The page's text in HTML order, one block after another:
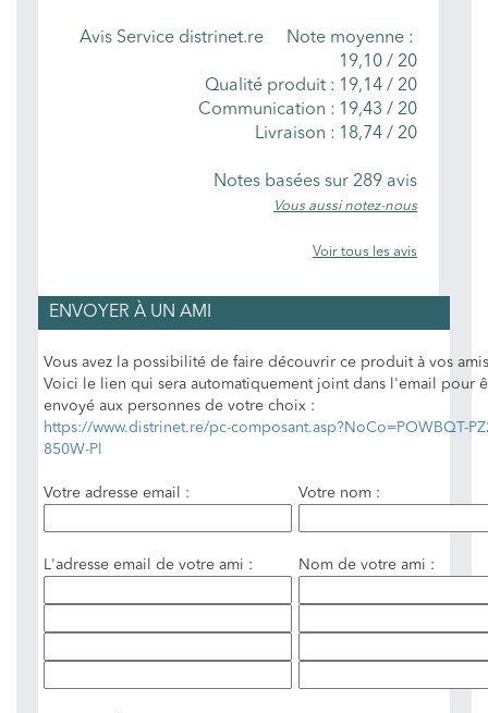
Avis Service distrinet.re
Note moyenne :
19,10 / 20
Qualité produit : 19,14 / 20
Communication : 19,43 / 20
Livraison : 18,74 / 20
Notes basées sur 289 avis
Vous aussi notez-nous
Voir tous les avis
ENVOYER À UN AMI
Vous avez la possibilité de faire découvrir ce produit à vos
Voici le lien qui sera automatiquement joint dans l'email pour
envoyé aux personnes de votre choix :
https://www.distrinet.re/pc-composant.asp?NoCo=POWBQT-
850W-Pl
Votre adresse email : Votre nom :
L'adresse email de votre ami : Nom de votre ami :